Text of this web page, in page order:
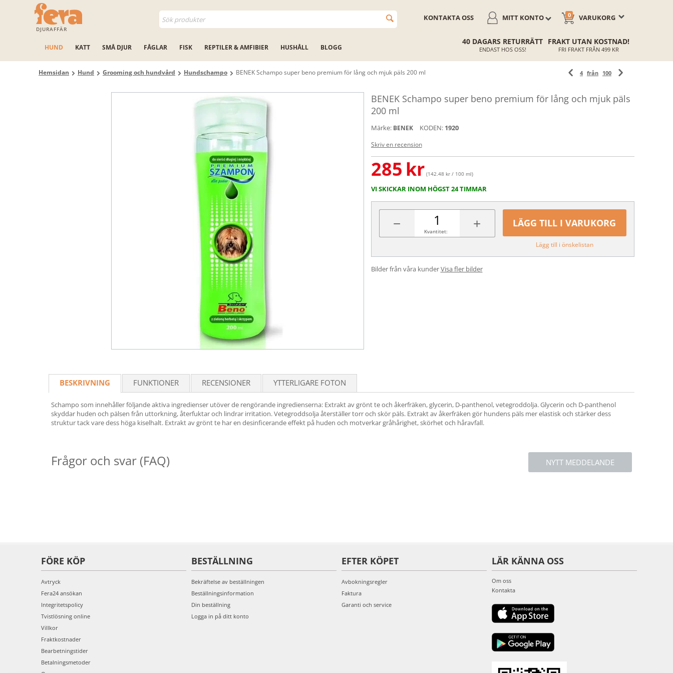
DJURAFFÄR
VARUKORG
0
MITT KONTO
KONTAKTA OSS
HUND KATT SMÅ DJUR FÅGLAR FISK REPTILER & AMFIBIER HUSHÅLL BLOGG
40 DAGARS RETURRÄTT
ENDAST HOS OSS!
FRAKT UTAN KOSTNAD!
FRI FRAKT FRÅN 499 KR
Hemsidan Hund Grooming och hundvård Hundschampo BENEK Schampo super beno premium för lång och mjuk päls 200 ml 4 från 100
BENEK Schampo super beno premium för lång och mjuk päls
200 ml
Märke: BENEK KODEN: 1920
Skriv en recension
285 kr (142.48 kr / 100 ml)
VI SKICKAR INOM HÖGST 24 TIMMAR
− +
Kvantitet:
LÄGG TILL I VARUKORG
Lägg till i önskelistan
Bilder från våra kunderVisa fler bilder
BESKRIVNING FUNKTIONER RECENSIONER YTTERLIGARE FOTON
Schampo som innehåller följande aktiva ingredienser utöver de rengörande ingredienserna: Extrakt av grönt te och åkerfräken, glycerin, D-panthenol, vetegroddolja. Glycerin och D-panthenol
skyddar huden och pälsen från uttorkning, återfuktar och lindrar irritation. Vetegroddsolja återställer torr och skör päls. Extrakt av åkerfräken gör hundens päls mer elastisk och stärker dess
struktur tack vare dess höga kiselhalt. Extrakt av grönt te har en desinficerande effekt på huden och motverkar gråhårighet, skörhet och håravfall.
NYTT MEDDELANDE
Frågor och svar (FAQ)
FÖRE KÖP
Avtryck
Fera24 ansökan
Integritetspolicy
Tvistlösning online
Villkor
Fraktkostnader
Bearbetningstider
Betalningsmetoder
BESTÄLLNING
Bekräftelse av beställningen
Beställningsinformation
Din beställning
Logga in på ditt konto
EFTER KÖPET
Avbokningsregler
Faktura
Garanti och service
LÄR KÄNNA OSS
Om oss
Kontakta